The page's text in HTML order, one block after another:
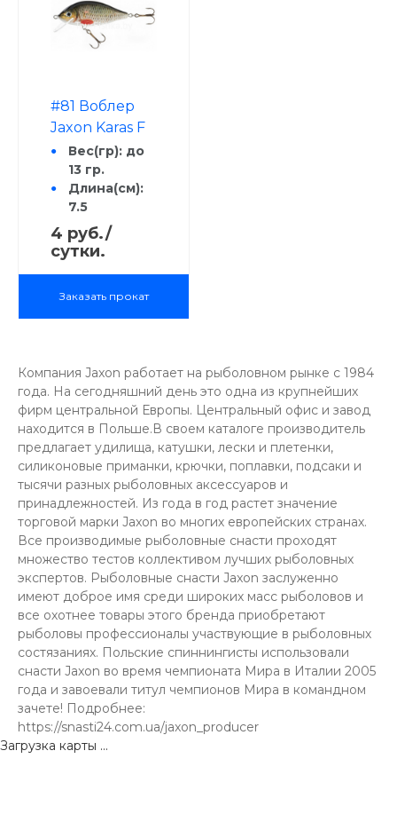
Язь, Судак
Способ
равномерная,
рывковая,
потяжка
#81 Воблер
Jaxon Karas F
7.5 см
плавающий
Вес(гр): до
13 гр.
Длина(см):
7.5
Заглубление
(м): 0.3 - 1.5
Жерех,
Щука, Сом,
Язь, Судак
Способ
анимации:
Stop & Go,
равномерная,
рывковая,
потяжка
4 руб./
сутки.
Заказать прокат
Компания Jaxon работает на рыболовном рынке с 1984
года. На сегодняшний день это одна из крупнейших
фирм центральной Европы. Центральный офис и завод
находится в Польше.В своем каталоге производитель
предлагает удилища, катушки, лески и плетенки,
силиконовые приманки, крючки, поплавки, подсаки и
тысячи разных рыболовных аксессуаров и
принадлежностей. Из года в год растет значение
торговой марки Jaxon во многих европейских странах.
Все производимые рыболовные снасти проходят
множество тестов коллективом лучших рыболовных
экспертов. Рыболовные снасти Jaxon заслуженно
имеют доброе имя среди широких масс рыболовов и
все охотнее товары этого бренда приобретают
рыболовы профессионалы участвующие в рыболовных
состязаниях. Польские спиннингисты использовали
снасти Jaxon во время чемпионата Мира в Италии 2005
года и завоевали титул чемпионов Мира в командном
зачете! Подробнее:
https://snasti24.com.ua/jaxon_producer
Загрузка карты ...